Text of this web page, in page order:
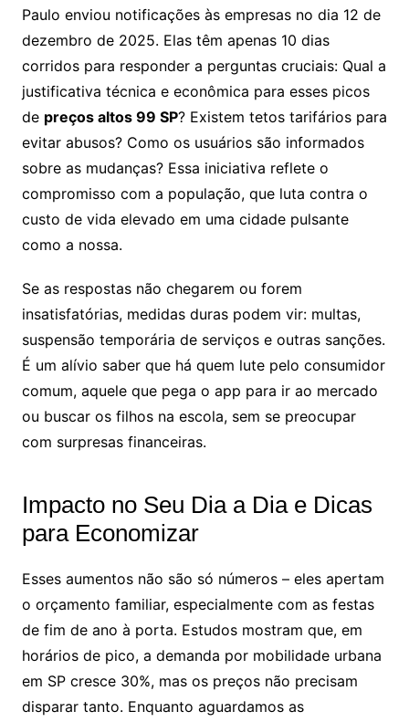
Paulo enviou notificações às empresas no dia 12 de
dezembro de 2025. Elas têm apenas 10 dias
corridos para responder a perguntas cruciais: Qual a
justificativa técnica e econômica para esses picos
de preços altos 99 SP? Existem tetos tarifários para
evitar abusos? Como os usuários são informados
sobre as mudanças? Essa iniciativa reflete o
compromisso com a população, que luta contra o
custo de vida elevado em uma cidade pulsante
como a nossa.
Se as respostas não chegarem ou forem
insatisfatórias, medidas duras podem vir: multas,
suspensão temporária de serviços e outras sanções.
É um alívio saber que há quem lute pelo consumidor
comum, aquele que pega o app para ir ao mercado
ou buscar os filhos na escola, sem se preocupar
com surpresas financeiras.
Impacto no Seu Dia a Dia e Dicas
para Economizar
Esses aumentos não são só números – eles apertam
o orçamento familiar, especialmente com as festas
de fim de ano à porta. Estudos mostram que, em
horários de pico, a demanda por mobilidade urbana
em SP cresce 30%, mas os preços não precisam
disparar tanto. Enquanto aguardamos as